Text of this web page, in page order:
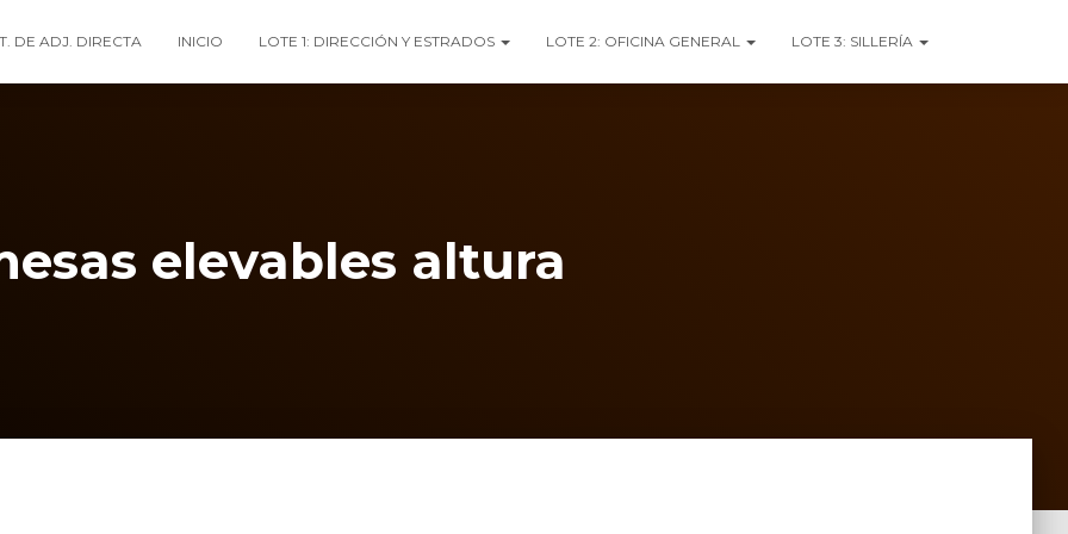
DE ADJ. DIRECTA INICIO LOTE 1: DIRECCIÓN Y ESTRADOS LOTE 2: OFICINA GENERAL LOTE 3: SILLERÍA
elevables altura